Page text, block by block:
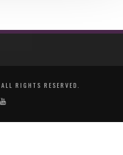
RIGHTS RESERVED.